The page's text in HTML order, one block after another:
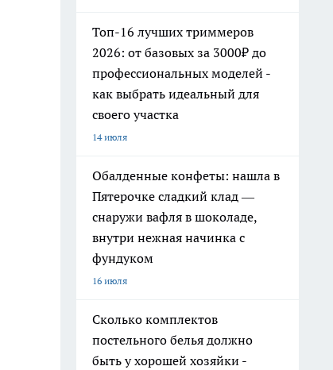
Топ-16 лучших триммеров
2026: от базовых за 3000₽ до
профессиональных моделей -
как выбрать идеальный для
своего участка
14 июля
Обалденные конфеты: нашла в
Пятерочке сладкий клад —
снаружи вафля в шоколаде,
внутри нежная начинка с
фундуком
16 июля
Сколько комплектов
постельного белья должно
быть у хорошей хозяйки -